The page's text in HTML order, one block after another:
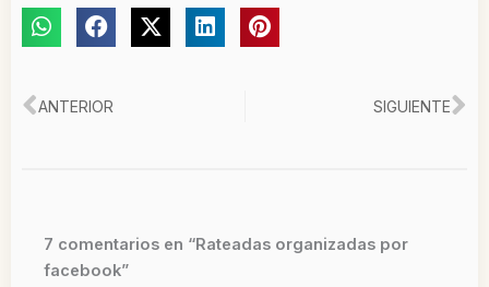
Ant
ANTERIOR SIGUIENTE
7 comentarios en “Rateadas organizadas por
facebook”